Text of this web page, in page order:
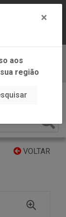
DE
APP
VOLTAR
×
aos
região